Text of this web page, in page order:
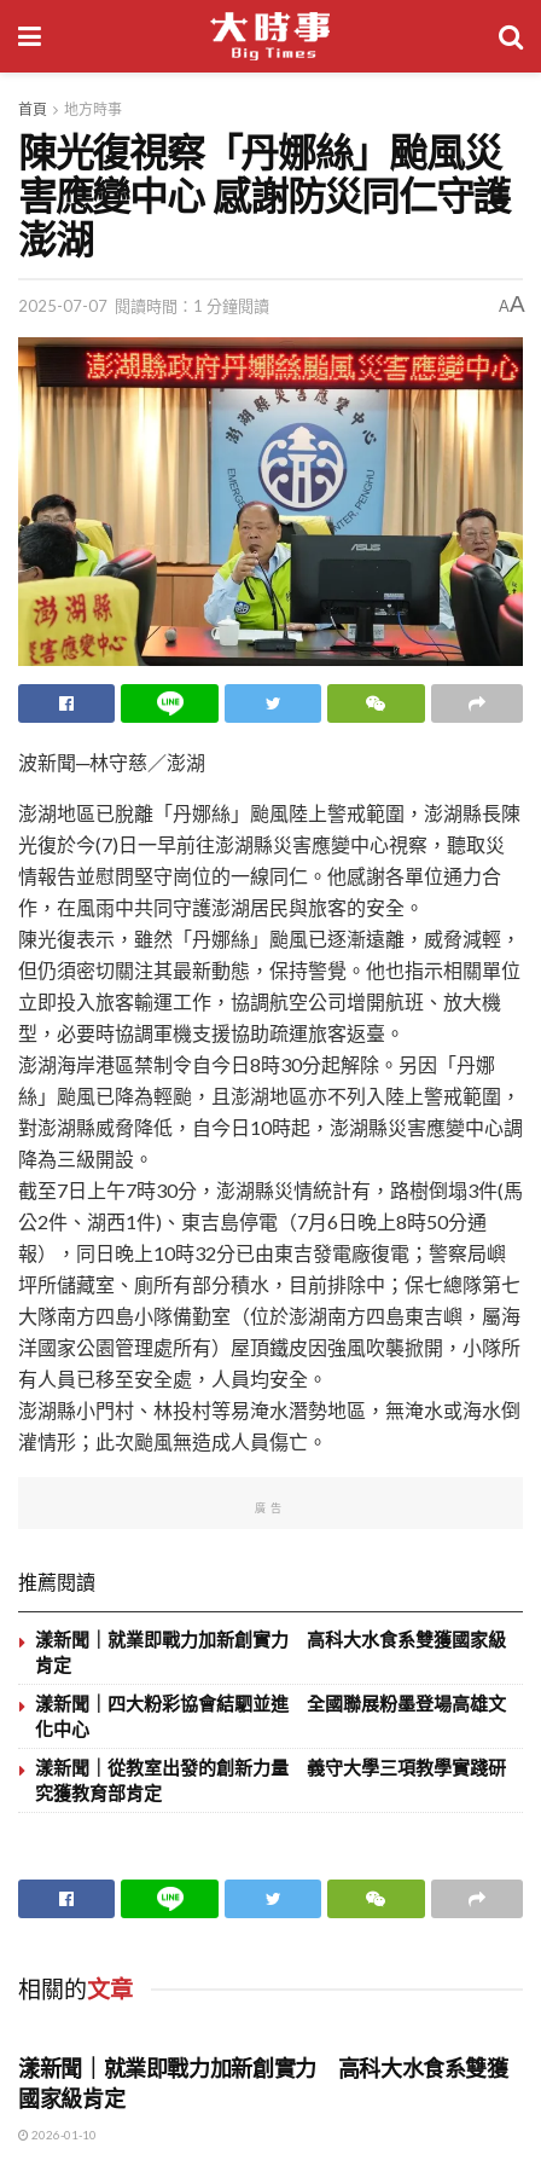
首頁 地方時事
陳光復視察「丹娜絲」颱風災
害應變中心 感謝防災同仁守護
澎湖
2025-07-07 閱讀時間：1 分鐘閱讀 AA
波新聞─林守慈／澎湖
澎湖地區已脫離「丹娜絲」颱風陸上警戒範圍，澎湖縣長陳
光復於今(7)日一早前往澎湖縣災害應變中心視察，聽取災
情報告並慰問堅守崗位的一線同仁。他感謝各單位通力合
作，在風雨中共同守護澎湖居民與旅客的安全。
陳光復表示，雖然「丹娜絲」颱風已逐漸遠離，威脅減輕，
但仍須密切關注其最新動態，保持警覺。他也指示相關單位
立即投入旅客輸運工作，協調航空公司增開航班、放大機
型，必要時協調軍機支援協助疏運旅客返臺。
澎湖海岸港區禁制令自今日8時30分起解除。另因「丹娜
絲」颱風已降為輕颱，且澎湖地區亦不列入陸上警戒範圍，
對澎湖縣威脅降低，自今日10時起，澎湖縣災害應變中心調
降為三級開設。
截至7日上午7時30分，澎湖縣災情統計有，路樹倒塌3件(馬
公2件、湖西1件)、東吉島停電（7月6日晚上8時50分通
報），同日晚上10時32分已由東吉發電廠復電；警察局嶼
坪所儲藏室、廁所有部分積水，目前排除中；保七總隊第七
大隊南方四島小隊備勤室（位於澎湖南方四島東吉嶼，屬海
洋國家公園管理處所有）屋頂鐵皮因強風吹襲掀開，小隊所
有人員已移至安全處，人員均安全。
澎湖縣小門村、林投村等易淹水潛勢地區，無淹水或海水倒
灌情形；此次颱風無造成人員傷亡。
廣告
推薦閱讀
漾新聞｜就業即戰力加新創實力 高科大水食系雙獲國家級
肯定
漾新聞｜四大粉彩協會結駟並進 全國聯展粉墨登場高雄文
化中心
漾新聞｜從教室出發的創新力量 義守大學三項教學實踐研
究獲教育部肯定
相關的文章
漾新聞｜就業即戰力加新創實力 高科大水食系雙獲
國家級肯定
2026-01-10